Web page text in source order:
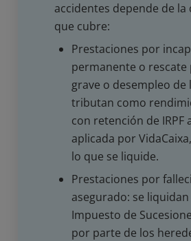
accidentes depende de la
que cubre:
Prestaciones por
permanente o
grave o desempleo
tributan como
con retención de IRPF
aplicada por
lo que se liquide.
Prestaciones por
asegurado: se
Impuesto de
por parte de los